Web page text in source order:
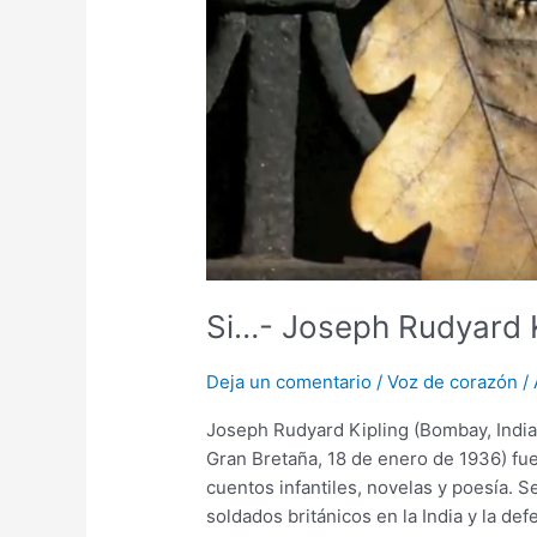
Si…- Joseph Rudyard
Deja un comentario /Voz de corazón /
Joseph Rudyard Kipling (Bombay,
Gran Bretaña, 18 de enero de 1936)
cuentos infantiles, novelas y poesía.
soldados británicos en la India y la